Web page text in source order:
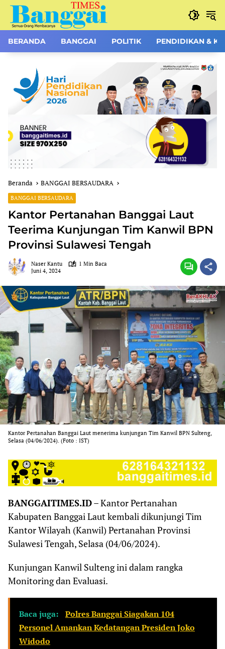
Langsung
konten
BERANDA BANGGAI POLITIK PENDIDIKAN &
Beranda BANGGAI BERSAUDARA
BANGGAI BERSAUDARA
Kantor Pertanahan Banggai Laut
Teerima Kunjungan Tim Kanwil BPN
Provinsi Sulawesi Tengah
Naser Kantu
1 Min Baca
Juni 4, 2024
Kantor Pertanahan Banggai Laut menerima kunjungan Tim Kanwil BPN Sulteng,
Selasa (04/06/2024). (Foto : IST)
BANGGAITIMES.ID– Kantor Pertanahan
Kabupaten Banggai Laut kembali dikunjungi Tim
Kantor Wilayah (Kanwil) Pertanahan Provinsi
Sulawesi Tengah, Selasa (04/06/2024).
Kunjungan Kanwil Sulteng ini dalam rangka
Monitoring dan Evaluasi.
Baca juga:
Polres Banggai Siagakan 104
Personel Amankan Kedatangan Presiden Joko
Widodo